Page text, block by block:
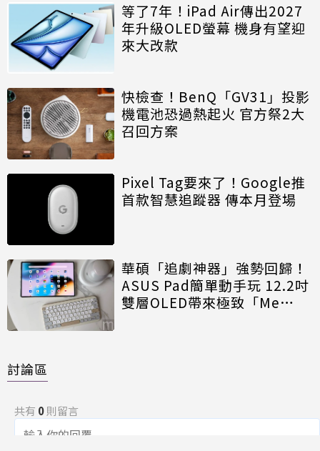
等了7年！iPad Air傳出2027
年升級OLED螢幕 機身有望迎
來大改款
快檢查！BenQ「GV31」投影
機電池恐過熱起火 官方祭2大
召回方案
Pixel Tag要來了！Google推
首款智慧追蹤器 傳本月登場
華碩「追劇神器」強勢回歸！
ASUS Pad簡單動手玩 12.2吋
雙層OLED帶來極致「Me
討論區
共有 0則留言